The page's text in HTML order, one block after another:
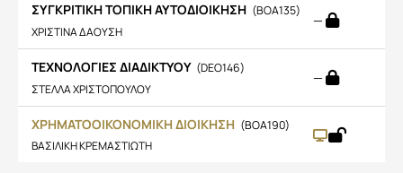
ΣΥΓΚΡΙΤΙΚΗ ΤΟΠΙΚΗ ΑΥΤΟΔΙΟΙΚΗΣΗ (BOA135)
ΧΡΙΣΤΙΝΑ ΔΑΟΥΣΗ
—
ΤΕΧΝΟΛΟΓΙΕΣ ΔΙΑΔΙΚΤΥΟΥ (DEO146)
ΣΤΕΛΛΑ ΧΡΙΣΤΟΠΟΥΛΟΥ
—
ΧΡΗΜΑΤΟΟΙΚΟΝΟΜΙΚΗ ΔΙΟΙΚΗΣΗ (BOA190)
ΒΑΣΙΛΙΚΗ ΚΡΕΜΑΣΤΙΩΤΗ